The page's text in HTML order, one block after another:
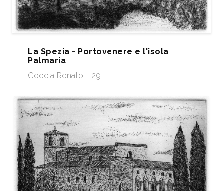
La Spezia - Portovenere e l'isola
Palmaria
Coccia Renato - 29